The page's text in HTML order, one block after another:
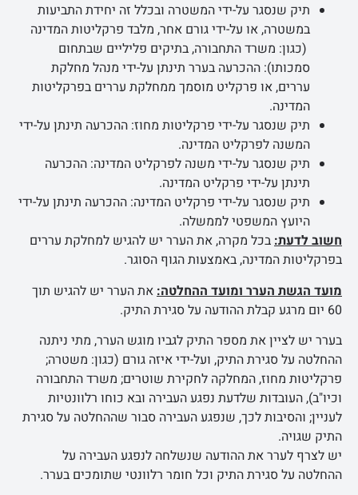
תיק שנסגר על-ידי המשטרה ובכלל זה יחידת התביעות
במשטרה, או על-ידי גורם אחר, מלבד פרקליטות המדינה
(כגון: משרד התחבורה, בתיקים פליליים שבתחום
סמכותו): ההכרעה בערר תינתן על-ידי מנהל מחלקת
עררים, או פרקליט מוסמך ממחלקת עררים בפרקליטות
המדינה.
תיק שנסגר על-ידי פרקליטות מחוז: ההכרעה תינתן על-ידי
המשנה לפרקליט המדינה.
תיק שנסגר על-ידי משנה לפרקליט המדינה: ההכרעה
תינתן על-ידי פרקליט המדינה.
תיק שנסגר על-ידי פרקליט המדינה: ההכרעה תינתן על-ידי
היועץ המשפטי לממשלה.
חשוב לדעת:בכל מקרה, את הערר יש להגיש למחלקת עררים
בפרקליטות המדינה, באמצעות הגוף הסוגר.
מועד הגשת הערר ומועד ההחלטה: את הערר יש להגיש תוך
60 יום מרגע קבלת ההודעה על סגירת התיק.
בערר יש לציין את מספר התיק לגביו מוגש הערר, מתי ניתנה
ההחלטה על סגירת התיק, ועל-ידי איזה גורם (כגון: משטרה;
פרקליטות מחוז, המחלקה לחקירת שוטרים; משרד התחבורה
וכיו"ב), העובדות שלדעת נפגע העבירה ובא כוחו רלוונטיות
לעניין; והסיבות לכך, שנפגע העבירה סבור שההחלטה על סגירת
התיק שגויה.
יש לצרף לערר את ההודעה שנשלחה לנפגע העבירה על
ההחלטה על סגירת התיק וכל חומר רלוונטי שתומכים בערר.